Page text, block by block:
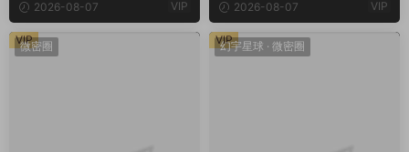
2026-08-07 VIP 2026-08-07 VIP
微密圈
VIP 幻宇星球 · 微密圈
VIP